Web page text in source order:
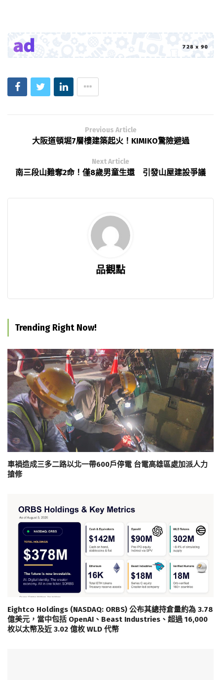
Previous Article
大阪道頓堀7層樓建築起火！KIMIKO驚險避過
Next Article
南三段山難奪2命！僅8歲男童生還 引發山屋建設爭議
品觀點
Trending Right Now!
車禍造成三多二路以北一帶600戶停電 台電高雄區處加派人力
搶修
Eightco Holdings (NASDAQ: ORBS) 公布其總持倉量約為 3.78
億美元，當中包括 OpenAI、Beast Industries、超過 16,000
枚以太幣及近 3.02 億枚 WLD 代幣